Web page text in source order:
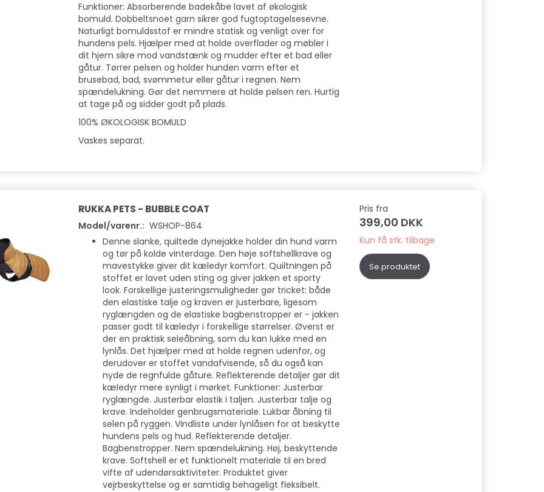
Funktioner: Absorberende badekåbe lavet af økologisk
bomuld. Dobbeltsnoet garn sikrer god fugtoptagelsesevne.
Naturligt bomuldsstof er mindre statisk og venligt over for
hundens pels. Hjælper med at holde overflader og møbler i
dit hjem sikre mod vandstænk og mudder efter et bad eller
gåtur. Tørrer pelsen og holder hunden varm efter et
brusebad, bad, svømmetur eller gåtur i regnen. Nem
spændelukning. Gør det nemmere at holde pelsen ren. Hurtig
at tage på og sidder godt på plads.
100% ØKOLOGISK BOMULD
Vaskes separat.
RUKKA PETS - BUBBLE COAT
Model/varenr.: WSHOP-864
Denne slanke, quiltede dynejakke holder din hund varm
og tør på kolde vinterdage. Den høje softshellkrave og
mavestykke giver dit kæledyr komfort. Quiltningen på
stoffet er lavet uden sting og giver jakken et sporty
look. Forskellige justeringsmuligheder gør tricket: både
den elastiske talje og kraven er justerbare, ligesom
ryglængden og de elastiske bagbenstropper er - jakken
passer godt til kæledyr i forskellige størrelser. Øverst er
der en praktisk seleåbning, som du kan lukke med en
lynlås. Det hjælper med at holde regnen udenfor, og
derudover er stoffet vandafvisende, så du også kan
nyde de regnfulde gåture. Reflekterende detaljer gør dit
kæledyr mere synligt i mørket. Funktioner: Justerbar
ryglængde. Justerbar elastik i taljen. Justerbar talje og
krave. Indeholder genbrugsmateriale. Lukbar åbning til
selen på ryggen. Vindliste under lynlåsen for at beskytte
hundens pels og hud. Reflekterende detaljer.
Bagbenstropper. Nem spændelukning. Høj, beskyttende
krave. Softshell er et funktionelt materiale til en bred
vifte af udendørsaktiviteter. Produktet giver
vejrbeskyttelse og er samtidig behageligt fleksibelt.
Pris fra
399,00 DKK
Kun få stk. tilbage
Se produktet